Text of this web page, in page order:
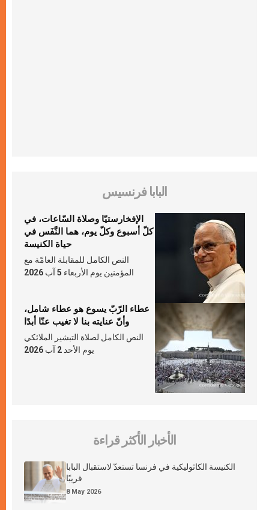
البابا فرنسيس
الإفخارستيّا وصلاة السّاعات، في
كلّ أسبوع وكلّ يوم، هما النَّفَس في
حياة الكنيسة
النص الكامل للمقابلة العامّة مع
المؤمنين يوم الأربعاء 5 آب 2026
عطاء الرّبّ يسوع هو عطاء شامل،
وأنّ عنايته بنا لا تغيب عنّا أبدًا
النص الكامل لصلاة التبشير الملائكي
يوم الأحد 2 آب 2026
الأخبار الأكثر قراءة
الكنيسة الكاثوليكية في فرنسا تستعدّ لاستقبال البابا
قريبًا
8 May 2026